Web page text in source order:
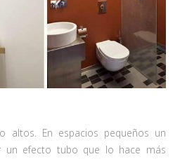
altos. En espacios pequeños un
efecto tubo que lo hace más